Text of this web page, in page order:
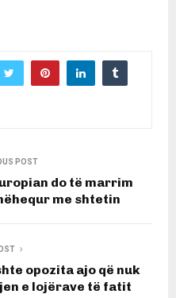
POST
do të marrim
me shtetin
opozita ajo që nuk
e lojërave të fatit